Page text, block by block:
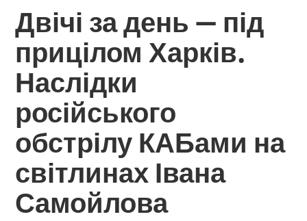
Двічі за день — під
прицілом Харків.
Наслідки
російського
обстрілу КАБами на
світлинах Івана
Самойлова